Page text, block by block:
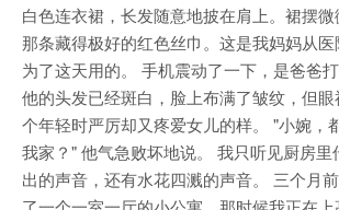
白色连衣裙，长发随意地披在肩上。裙摆
那条藏得极好的红色丝巾。这是我妈妈从
为了这天用的。 手机震动了一下，是爸爸打
他的头发已经斑白，脸上布满了皱纹，但
个年轻时严厉却又疼爱女儿的样。 "小婉，
我家？" 他气急败坏地说。 我只听见厨房里
出的声音，还有水花四溅的声音。 三个月